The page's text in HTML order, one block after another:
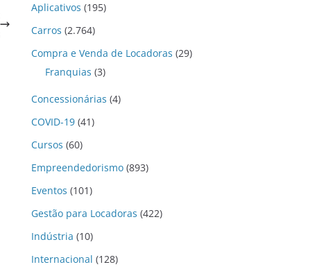
Aplicativos (195)
Carros (2.764)
Compra e Venda de Locadoras (29)
Franquias (3)
Concessionárias (4)
COVID-19 (41)
Cursos (60)
Empreendedorismo (893)
Eventos (101)
Gestão para Locadoras (422)
Indústria (10)
Internacional (128)